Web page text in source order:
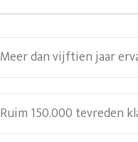
Meer dan vijftien jaar
Ruim 150.000 tevreden